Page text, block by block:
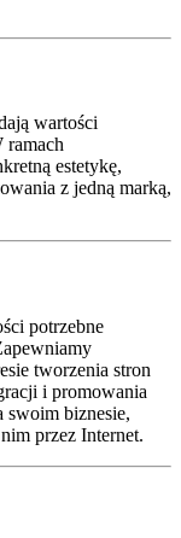
wartości
estetykę,
z jedną marką,
potrzebne
tworzenia stron
i promowania
swoim biznesie,
przez Internet.